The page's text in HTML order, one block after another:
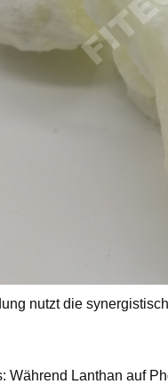
nutzt die
Während Lanthan auf